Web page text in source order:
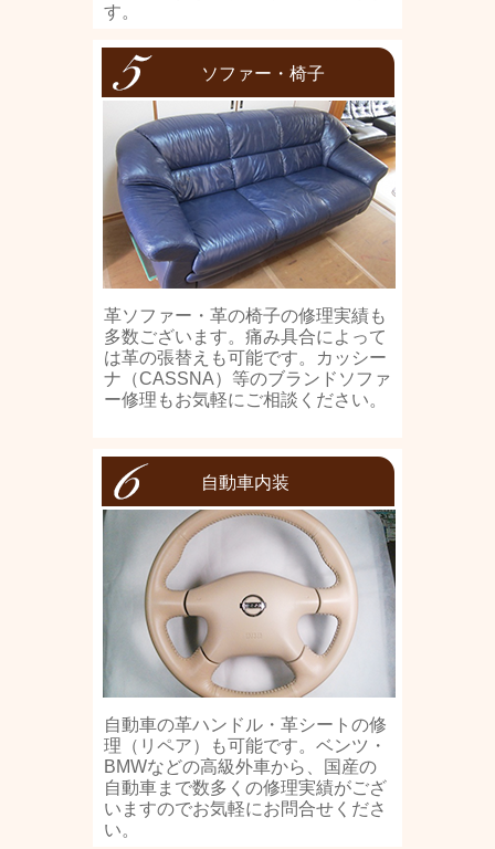
す。
ソファー・椅子
革ソファー・革の椅子の修理実績も
多数ございます。痛み具合によって
は革の張替えも可能です。カッシー
ナ（CASSNA）等のブランドソファ
ー修理もお気軽にご相談ください。
自動車内装
自動車の革ハンドル・革シートの修
理（リペア）も可能です。ベンツ・
BMWなどの高級外車から、国産の
自動車まで数多くの修理実績がござ
いますのでお気軽にお問合せくださ
い。